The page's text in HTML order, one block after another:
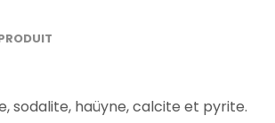
sodalite, haüyne, calcite et pyrite.